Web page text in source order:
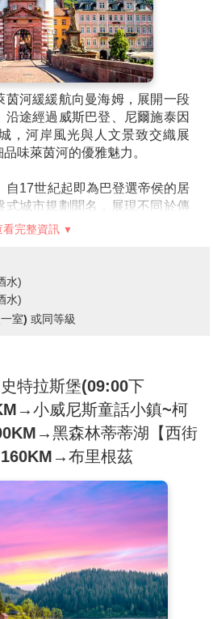
茵河緩緩航向曼海姆，展開一段
途經過威斯巴登、尼爾施泰因
，河岸風光與人文景致交織展
味萊茵河的優雅魅力。
自17世紀起即為巴登選帝侯的居
式城市規劃聞名，展現不同於傳
代感，市中心的曼海姆宮為歐洲
交通樞紐之一，在歷史與現代
。
之旅】
堡】。該鎮是德國少數幾個保存
，或許是整個德國最美麗的廢
區，到達卡爾•特奧多橋、晚期
。
閒的船上時光，今晚特別安排盛
將在夜色中緩緩啟航，沿著萊茵
靜謐水面與星光相伴下度過一個
看完整資訊
水)
水)
室) 或同等級
特拉斯堡(09:00下
小威尼斯童話小鎮~柯
黑森林蒂蒂湖【西街
布里根茲